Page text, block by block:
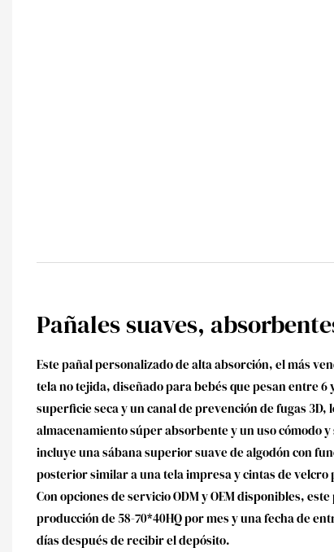
Pañales suaves,
Este pañal personalizado de alta absorción, el más
tela no tejida, diseñado para bebés que pesan entre 6
superficie seca y un canal de prevención de fugas 3D,
almacenamiento súper absorbente y un uso cómodo
incluye una sábana superior suave de algodón con
posterior similar a una tela impresa y cintas de velcro
Con opciones de servicio ODM y OEM disponibles,
producción de 58-70*40HQ por mes y una fecha de
días después de recibir el depósito.